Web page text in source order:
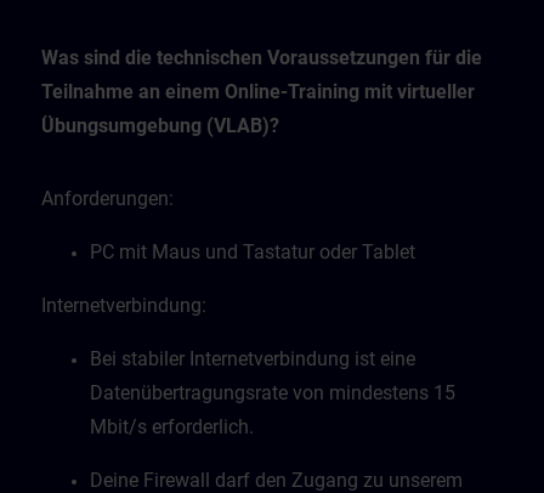
Was sind die technischen Voraussetzungen für die
Teilnahme an einem Online-Training mit virtueller
Übungsumgebung (VLAB)?
Anforderungen:
PC mit Maus und Tastatur oder Tablet
Internetverbindung:
Bei stabiler Internetverbindung ist eine
Datenübertragungsrate von mindestens 15
Mbit/s erforderlich.
Deine Firewall darf den Zugang zu unserem